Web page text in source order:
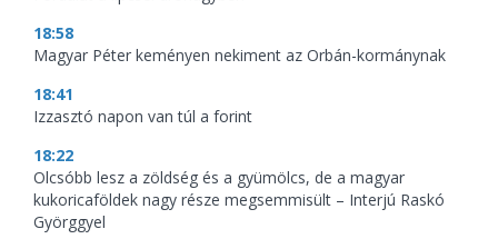
18:58
Magyar Péter keményen nekiment az Orbán-kormánynak
18:41
Izzasztó napon van túl a forint
18:22
Olcsóbb lesz a zöldség és a gyümölcs, de a magyar
kukoricaföldek nagy része megsemmisült – Interjú Raskó
Györggyel